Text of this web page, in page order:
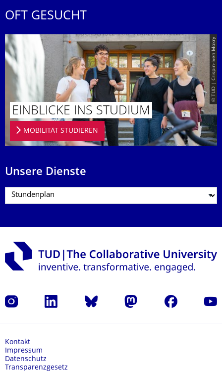
OFT GESUCHT
© TUD | Crispin-Iven Mokry
EINBLICKE INS STUDIUM
MOBILITÄT STUDIEREN
Unsere Dienste
Instagram LinkedIn Bluesky Mastodon Facebook
Kontakt
Impressum
Datenschutz
Transparenzgesetz